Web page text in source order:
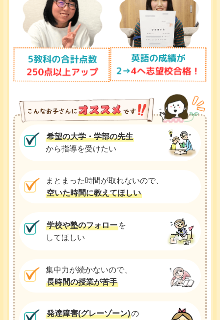
希望の大学・学部の先生
から指導を受けたい
まとまった時間が取れないので、
空いた時間に教えてほしい
学校や塾のフォローを
してほしい
集中力が続かないので、
長時間の授業が苦手
発達障害(グレーゾーン)の